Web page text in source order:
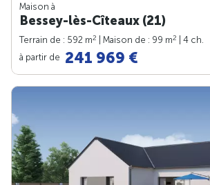
Maison à
Bessey-lès-Cîteaux (21)
Terrain de : 592 m2 | Maison de : 99 m2
| 4 ch.
à partir de 241 969 €